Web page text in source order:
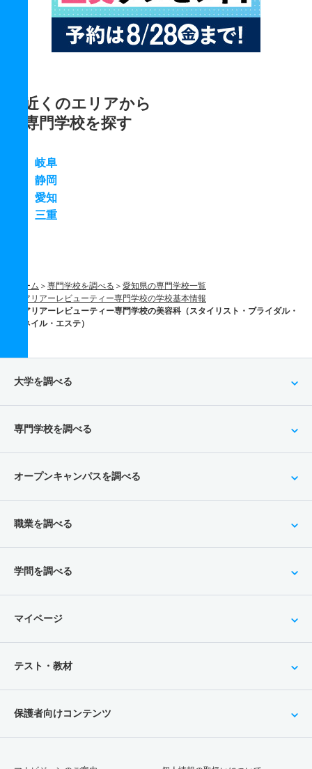
近くのエリアから
専門学校を探す
岐阜
静岡
愛知
三重
ホーム 専門学校を調べる
愛知県の専門学校一覧
アリアーレビューティー専門学校の学校基本情報
アリアーレビューティー専門学校の美容科（スタイリスト・ブライダル・
ネイル・エステ）
大学を調べる
専門学校を調べる
オープンキャンパスを調べる
職業を調べる
学問を調べる
マイページ
テスト・教材
保護者向けコンテンツ